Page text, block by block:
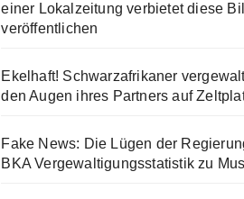
einer Lokalzeitung verbietet diese
veröffentlichen
Ekelhaft! Schwarzafrikaner
den Augen ihres Partners auf
Fake News: Die Lügen der
BKA Vergewaltigungsstatistik zu